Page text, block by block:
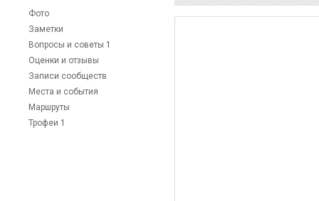
Фото
Заметки
Вопросы и советы 1
Оценки и отзывы
Записи сообществ
Места и события
Маршруты
Трофеи 1